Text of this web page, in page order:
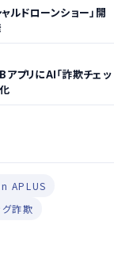
ルドローンショー」開
アプリにAI「詐欺チェッ
APLUS
グ詐欺